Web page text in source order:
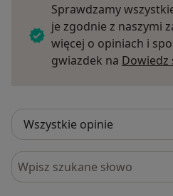
Sprawdzamy
je zgodnie z naszymi
więcej o opiniach i
gwiazdek na Dowiedz
Szukaj w opiniach